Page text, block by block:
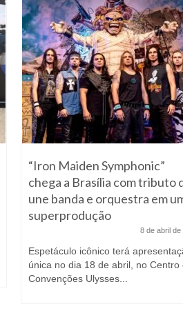
“Iron Maiden Symphonic”
chega a Brasília com tributo
une banda e orquestra em
superprodução
8 de abril de
Espetáculo icônico terá
única no dia 18 de abril, no Centro
Convenções Ulysses...